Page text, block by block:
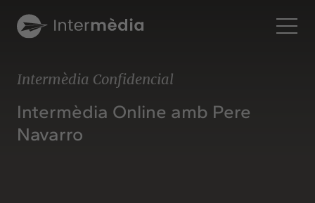
Intermèdia
Sobre nosaltres
Interconnexió
Intermèdia Confidencial
Intermèdia Online amb Pere
Navarro